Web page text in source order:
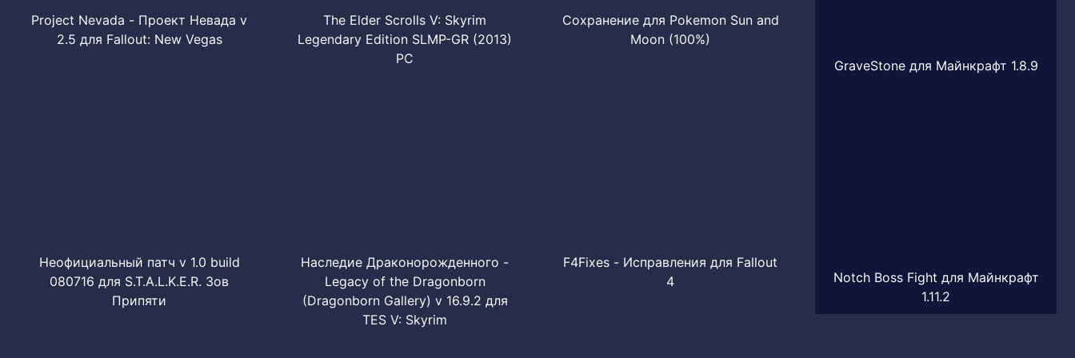
Project Nevada - Проект Невада v
2.5 для Fallout: New Vegas
The Elder Scrolls V: Skyrim
Legendary Edition SLMP-GR (2013)
PC
Сохранение для Pokemon Sun and
Moon (100%)
Неофициальный патч v 1.0 build
080716 для S.T.A.L.K.E.R. Зов
Припяти
Наследие Драконорожденного -
Legacy of the Dragonborn
(Dragonborn Gallery) v 16.9.2 для
TES V: Skyrim
F4Fixes - Исправления для Fallout
4
GraveStone для Майнкрафт 1.8.9
Notch Boss Fight для Майнкрафт
1.11.2